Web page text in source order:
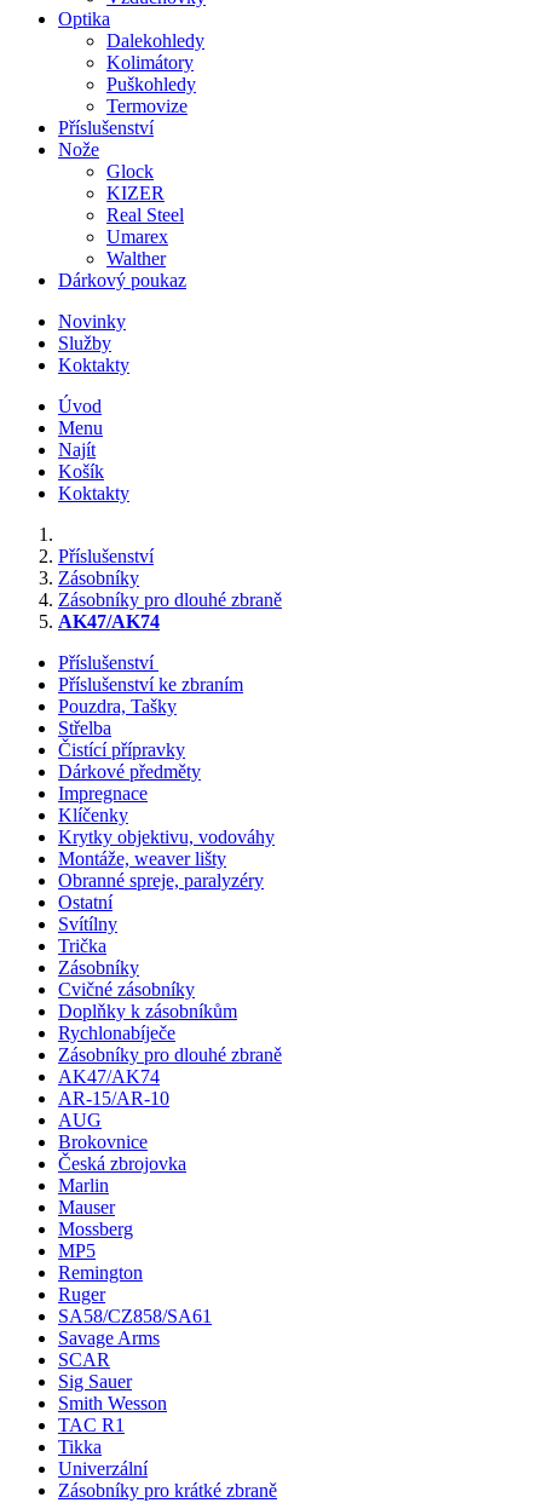
Optika
Dalekohledy
Kolimátory
Puškohledy
Termovize
Příslušenství
Nože
Glock
KIZER
Real Steel
Umarex
Walther
Dárkový poukaz
Novinky
Služby
Koktakty
Úvod
Menu
Najít
Košík
Koktakty
Příslušenství
Zásobníky
Zásobníky pro dlouhé zbraně
AK47/AK74
Příslušenství
Příslušenství ke zbraním
Pouzdra, Tašky
Střelba
Čistící přípravky
Dárkové předměty
Impregnace
Klíčenky
Krytky objektivu, vodováhy
Montáže, weaver lišty
Obranné spreje, paralyzéry
Ostatní
Svítílny
Trička
Zásobníky
Cvičné zásobníky
Doplňky k zásobníkům
Rychlonabíječe
Zásobníky pro dlouhé zbraně
AK47/AK74
AR-15/AR-10
AUG
Brokovnice
Česká zbrojovka
Marlin
Mauser
Mossberg
MP5
Remington
Ruger
SA58/CZ858/SA61
Savage Arms
SCAR
Sig Sauer
Smith Wesson
TAC R1
Tikka
Univerzální
Zásobníky pro krátké zbraně